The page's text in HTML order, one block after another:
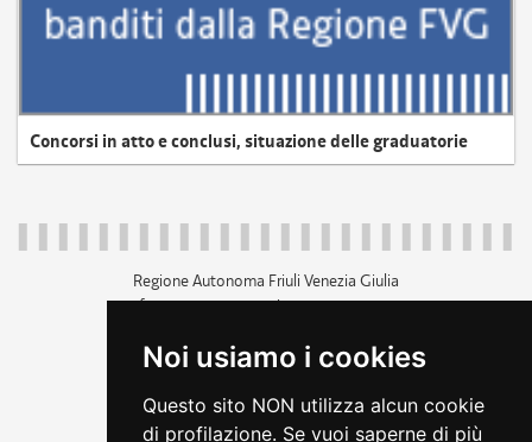
Noi usiamo i cookies
Questo sito NON utilizza alcun cookie
di profilazione. Se vuoi saperne di più
Concorsi in atto e conclusi, situazione delle graduatorie
Regione Autonoma Friuli Venezia Giulia
c.f. 80014930327; p.iva 00526040324
+39 040 3771111
amministrazione trasparente